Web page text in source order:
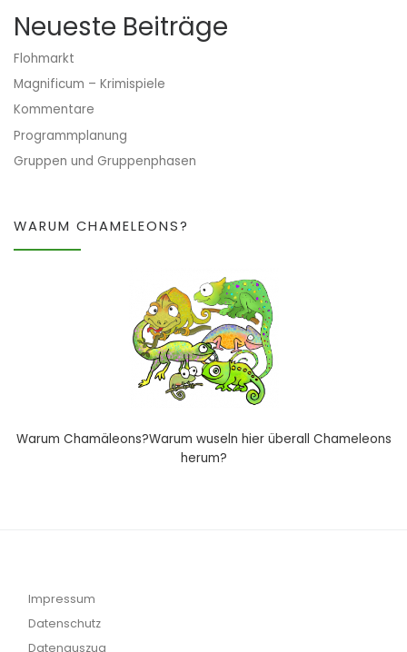
Neueste Beiträge
Flohmarkt
Magnificum – Krimispiele
Kommentare
Programmplanung
Gruppen und Gruppenphasen
WARUM CHAMELEONS?
Warum Chamäleons?Warum wuseln hier überall Chameleons
herum?
Impressum
Datenschutz
Datenauszug